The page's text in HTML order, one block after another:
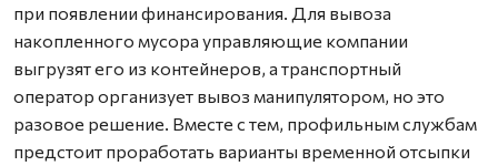
при появлении финансирования. Для вывоза
накопленного мусора управляющие компании
выгрузят его из контейнеров, а транспортный
оператор организует вывоз манипулятором, но это
разовое решение. Вместе с тем, профильным службам
предстоит проработать варианты временной отсыпки